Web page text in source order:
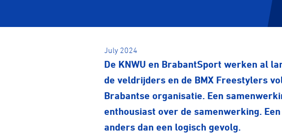
July 2024
De KNWU en BrabantSport werken al
de veldrijders en de BMX Freestylers
Brabantse organisatie. Een
enthousiast over de samenwerking.
anders dan een logisch gevolg.